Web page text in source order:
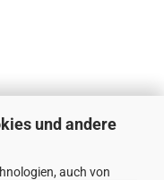
und andere
auch von